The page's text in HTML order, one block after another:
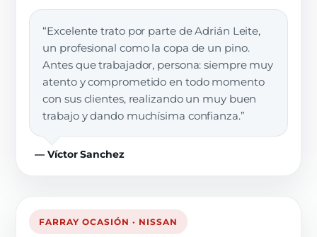
“Excelente trato por parte de Adrián Leite,
un profesional como la copa de un pino.
Antes que trabajador, persona: siempre muy
atento y comprometido en todo momento
con sus clientes, realizando un muy buen
trabajo y dando muchísima confianza.”
— Víctor Sanchez
FARRAY OCASIÓN · NISSAN